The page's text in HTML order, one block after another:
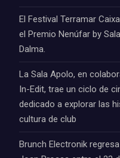
El Festival Terramar
el Premio Nenúfar by
Dalma.
La Sala Apolo, en
In-Edit, trae un ciclo de
dedicado a explorar las
cultura de club
Brunch Electronik